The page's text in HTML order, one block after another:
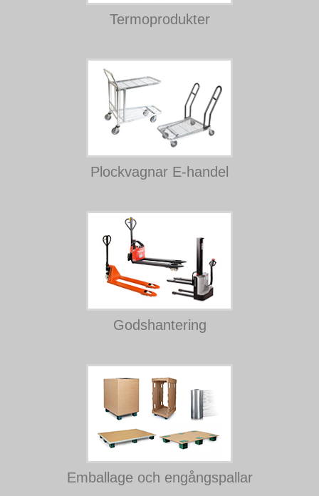
Termoprodukter
Plockvagnar E-handel
Godshantering
Emballage och engångspallar